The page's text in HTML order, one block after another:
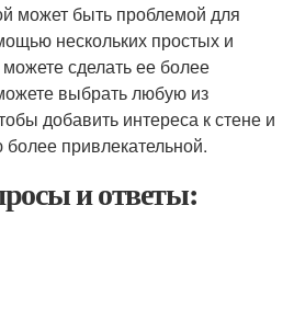
может быть проблемой для
нескольких простых и
сделать ее более
выбрать любую из
добавить интереса к стене и
привлекательной.
и ответы: